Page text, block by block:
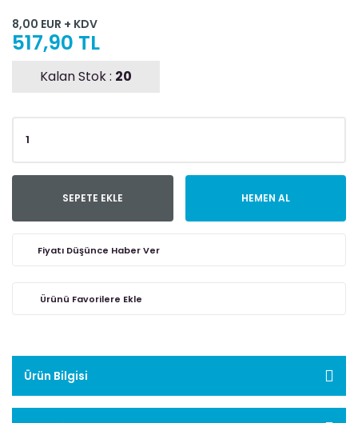
8,00 EUR + KDV
517,90 TL
Kalan Stok : 20
SEPETE EKLE HEMEN AL
Fiyatı Düşünce Haber Ver
Ürün Bilgisi